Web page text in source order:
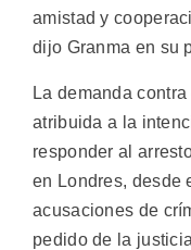
amistad y
dijo Granma en su
La demanda
atribuida a la
responder al
en Londres, desde
acusaciones de
pedido de la